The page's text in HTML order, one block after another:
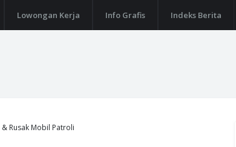
Lowongan Kerja Info Grafis Indeks Berita
Rusak Mobil Patroli